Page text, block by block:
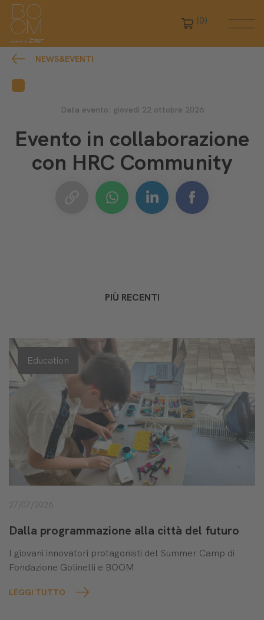
(0)
NEWS&EVENTI
Data evento: giovedì 22 ottobre 2026
Evento in collaborazione
con HRC Community
PIÙ RECENTI
Education
27/07/2026
Dalla programmazione alla città del futuro
I giovani innovatori protagonisti del Summer Camp di
Fondazione Golinelli e BOOM
LEGGI TUTTO